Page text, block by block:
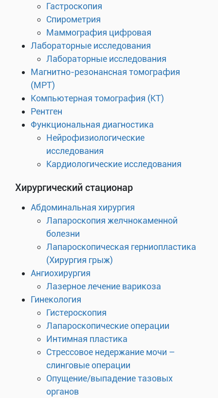
Гастроскопия
Спирометрия
Маммография цифровая
Лабораторные исследования
Лабораторные исследования
Магнитно-резонансная томография
(МРТ)
Компьютерная томография (КТ)
Рентген
Функциональная диагностика
Нейрофизиологические
исследования
Кардиологические исследования
Хирургический стационар
Абдоминальная хирургия
Лапароскопия желчнокаменной
болезни
Лапароскопическая герниопластика
(Хирургия грыж)
Ангиохирургия
Лазерное лечение варикоза
Гинекология
Гистероскопия
Лапароскопические операции
Интимная пластика
Стрессовое недержание мочи –
слинговые операции
Опущение/выпадение тазовых
органов